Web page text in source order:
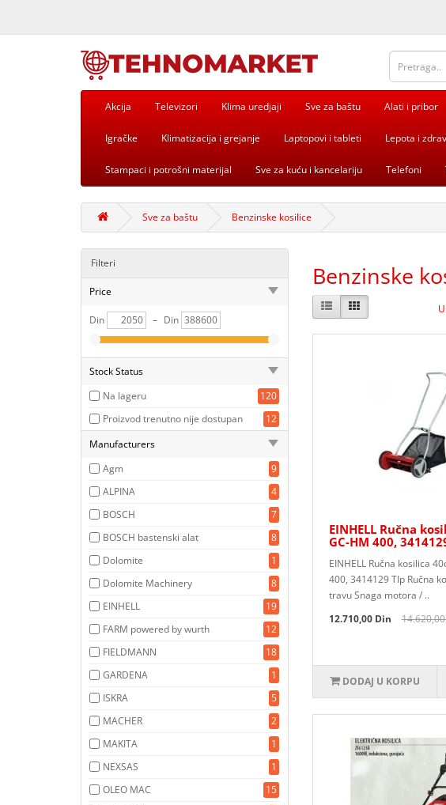
Akcija Televizori Klima uredjaji Sve za baštu Alati i pribor
Igračke Klimatizacija i grejanje Laptopovi i tableti Lepota i
Stampaci i potrošni materijal Sve za kuću i kancelariju Telefoni
Sve za baštu Benzinske kosilice
Filteri
Price
Din – Din
Stock Status
Na lageru
120
Proizvod trenutno nije dostupan
12
Manufacturers
Agm
9
ALPINA
4
BOSCH
7
BOSCH bastenski alat
8
Dolomite
1
Dolomite Machinery
8
EINHELL
19
FARM powered by wurth
12
FIELDMANN
18
GARDENA
1
ISKRA
5
MACHER
2
MAKITA
1
NEXSAS
1
OLEO MAC
15
Benzinske
EINHELL Ručna
GC-HM 400,
EINHELL Ručna kosilica
400, 3414129 TIp Ručna
travu Snaga motora / ..
12.710,00 Din
DODAJ U KORPU